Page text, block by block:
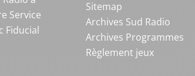
Service
Fiducial
Sitemap
Archives Sud Radio
Archives Programmes
Règlement jeux